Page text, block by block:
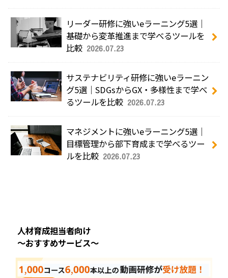
リーダー研修に強いeラーニング5選｜
基礎から変革推進まで学べるツールを
比較 2026.07.23
サステナビリティ研修に強いeラーニン
グ5選｜SDGsからGX・多様性まで学べ
るツールを比較 2026.07.23
マネジメントに強いeラーニング5選｜
目標管理から部下育成まで学べるツー
ルを比較 2026.07.23
人材育成担当者向け
～おすすめサービス～